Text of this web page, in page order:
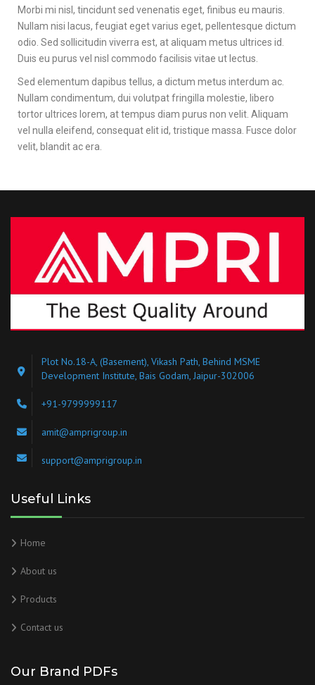
Morbi mi nisl, tincidunt sed venenatis eget, finibus eu mauris.
Nullam nisi lacus, feugiat eget varius eget, pellentesque dictum
odio. Sed sollicitudin viverra est, at aliquam metus ultrices id.
Duis eu purus vel nisl commodo facilisis vitae ut lectus.
Sed elementum dapibus tellus, a dictum metus interdum ac.
Nullam condimentum, dui volutpat fringilla molestie, libero
tortor ultrices lorem, at tempus diam purus non velit. Aliquam
vel nulla eleifend, consequat elit id, tristique massa. Fusce dolor
velit, blandit ac era.
Plot No.18-A, (Basement), Vikash Path, Behind MSME
Development Institute, Bais Godam, Jaipur-302006
+91-9799999117
amit@amprigroup.in
support@amprigroup.in
Useful Links
Home
About us
Products
Contact us
Our Brand PDFs